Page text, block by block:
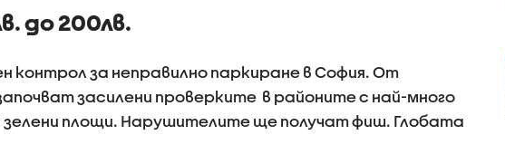
до 200лв.
контрол за неправилно паркиране в София. От
засилени проверките в районите с най-много
зелени площи. Нарушителите ще получат фиш. Глобата